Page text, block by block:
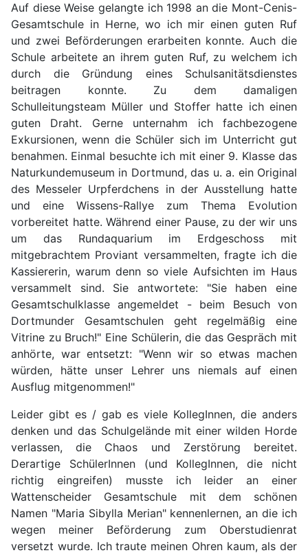
Auf diese Weise gelangte ich 1998 an die Mont-Cenis-
Gesamtschule in Herne, wo ich mir einen guten Ruf
und zwei Beförderungen erarbeiten konnte. Auch die
Schule arbeitete an ihrem guten Ruf, zu welchem ich
durch die Gründung eines Schulsanitätsdienstes
beitragen konnte. Zu dem damaligen
Schulleitungsteam Müller und Stoffer hatte ich einen
guten Draht. Gerne unternahm ich fachbezogene
Exkursionen, wenn die Schüler sich im Unterricht gut
benahmen. Einmal besuchte ich mit einer 9. Klasse das
Naturkundemuseum in Dortmund, das u. a. ein Original
des Messeler Urpferdchens in der Ausstellung hatte
und eine Wissens-Rallye zum Thema Evolution
vorbereitet hatte. Während einer Pause, zu der wir uns
um das Rundaquarium im Erdgeschoss mit
mitgebrachtem Proviant versammelten, fragte ich die
Kassiererin, warum denn so viele Aufsichten im Haus
versammelt sind. Sie antwortete: "Sie haben eine
Gesamtschulklasse angemeldet - beim Besuch von
Dortmunder Gesamtschulen geht regelmäßig eine
Vitrine zu Bruch!" Eine Schülerin, die das Gespräch mit
anhörte, war entsetzt: "Wenn wir so etwas machen
würden, hätte unser Lehrer uns niemals auf einen
Ausflug mitgenommen!"
Leider gibt es / gab es viele KollegInnen, die anders
denken und das Schulgelände mit einer wilden Horde
verlassen, die Chaos und Zerstörung bereitet.
Derartige SchülerInnen (und KollegInnen, die nicht
richtig eingreifen) musste ich leider an einer
Wattenscheider Gesamtschule mit dem schönen
Namen "Maria Sibylla Merian" kennenlernen, an die ich
wegen meiner Beförderung zum Oberstudienrat
versetzt wurde. Ich traute meinen Ohren kaum, als der